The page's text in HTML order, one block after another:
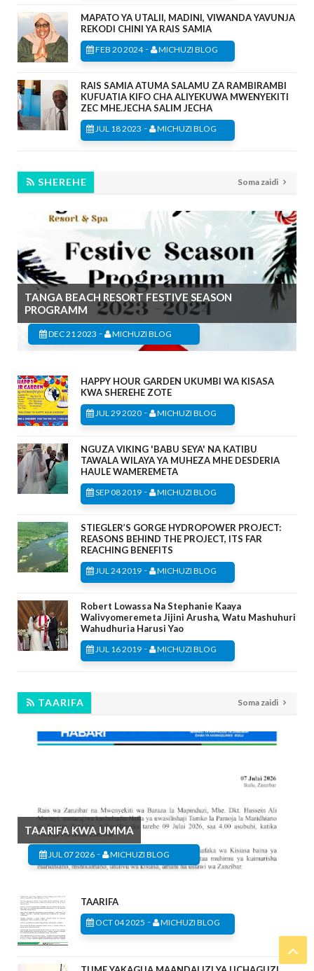
MAPATO YA UTALII, MADINI, VIWANDA YAVUNJA
REKODI CHINI YA RAIS SAMIA
FEB 20 2024- MICHUZI BLOG
RAIS SAMIA ATUMA SALAMU ZA RAMBIRAMBI
KUFUATIA KIFO CHA ALIYEKUWA MWENYEKITI
ZEC MHE.JECHA SALIM JECHA
JUL 18 2023 - MICHUZI BLOG
SHEREHE Soma zaidi
TANGA BEACH RESORT FESTIVE SEASON
PROGRAMM
DEC 21 2023 - MICHUZI BLOG
HAPPY HOUR GARDEN UKUMBI WA KISASA
KWA SHEREHE ZOTE
JUL 29 2020 - MICHUZI BLOG
NGUZA VIKING 'BABU SEYA' NA KATIBU
TAWALA WILAYA YA MUHEZA MHE DESDERIA
HAULE WAMEREMETA
SEP 08 2019 - MICHUZI BLOG
STIEGLER’S GORGE HYDROPOWER PROJECT:
REASONS BEHIND THE PROJECT, ITS FAR
REACHING BENEFITS
JUL 24 2019 - MICHUZI BLOG
Robert Lowassa Na Stephanie Kaaya
Walivyomeremeta Jijini Arusha, Watu Mashuhuri
Wahudhuria Harusi Yao
JUL 16 2019 - MICHUZI BLOG
TAARIFA Soma zaidi
TAARIFA KWA UMMA
JUL 07 2026 - MICHUZI BLOG
TAARIFA
OCT 04 2025 - MICHUZI BLOG